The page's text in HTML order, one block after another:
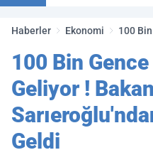
Haberler Ekonomi
100
100 Bin Gence
Geliyor ! Bakan
Geldi